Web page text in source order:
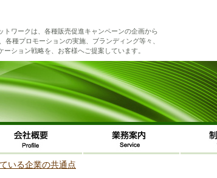
トワークは、各種販売促進キャンペーンの企画から
各種プロモーションの実施、ブランディング等々、
ーション戦略を、お客様へご提案しています。
いる企業の共通点